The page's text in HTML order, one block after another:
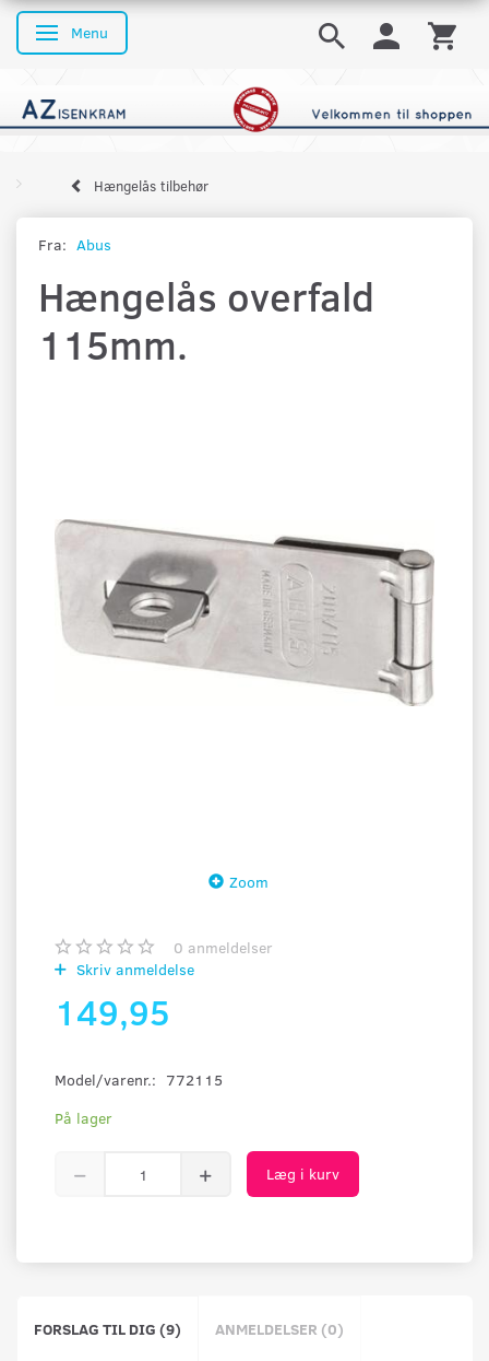
Skifte navigation
Menu
Hængelås tilbehør
Fra: Abus
Hængelås overfald
115mm.
Zoom
0 anmeldelser
Skriv anmeldelse
149,95
Model/varenr.: 772115
På lager
Læg i kurv
FORSLAG TIL DIG (9) ANMELDELSER (0)